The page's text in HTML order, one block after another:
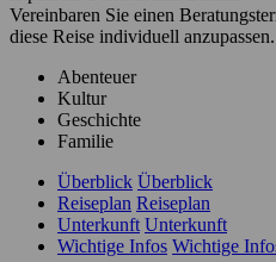
Vereinbaren Sie einen
diese Reise individuell anzupassen.
Abenteuer
Kultur
Geschichte
Familie
Überblick Überblick
Reiseplan Reiseplan
Unterkunft Unterkunft
Wichtige Infos Wichtige